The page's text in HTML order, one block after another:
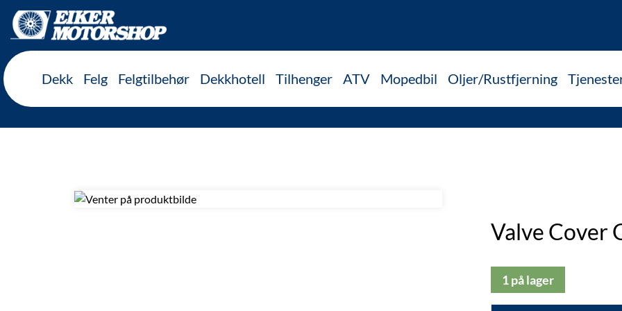
Dekk Felg Felgtilbehør Dekkhotell Tilhenger ATV Mopedbil Oljer/Rustfjerning
Valve Cover
1 på lager
Inkl. mva